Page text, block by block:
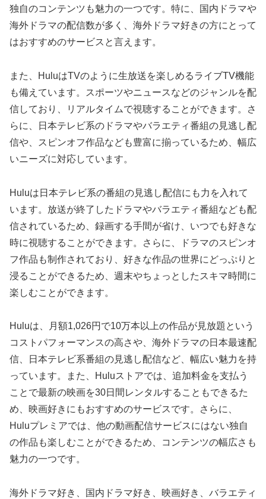
独自のコンテンツも魅力の一つです。特に、国内ドラマや
海外ドラマの配信数が多く、海外ドラマ好きの方にとって
はおすすめのサービスと言えます。
また、HuluはTVのように生放送を楽しめるライブTV機能
も備えています。スポーツやニュースなどのジャンルを配
信しており、リアルタイムで視聴することができます。さ
らに、日本テレビ系のドラマやバラエティ番組の見逃し配
信や、スピンオフ作品なども豊富に揃っているため、幅広
いニーズに対応しています。
Huluは日本テレビ系の番組の見逃し配信にも力を入れて
います。放送が終了したドラマやバラエティ番組なども配
信されているため、録画する手間が省け、いつでも好きな
時に視聴することができます。さらに、ドラマのスピンオ
フ作品も制作されており、好きな作品の世界にどっぷりと
浸ることができるため、週末やちょっとしたスキマ時間に
楽しむことができます。
Huluは、月額1,026円で10万本以上の作品が見放題という
コストパフォーマンスの高さや、海外ドラマの日本最速配
信、日本テレビ系番組の見逃し配信など、幅広い魅力を持
っています。また、Huluストアでは、追加料金を支払う
ことで最新の映画を30日間レンタルすることもできるた
め、映画好きにもおすすめのサービスです。さらに、
Huluプレミアでは、他の動画配信サービスにはない独自
の作品も楽しむことができるため、コンテンツの幅広さも
魅力の一つです。
海外ドラマ好き、国内ドラマ好き、映画好き、バラエティ